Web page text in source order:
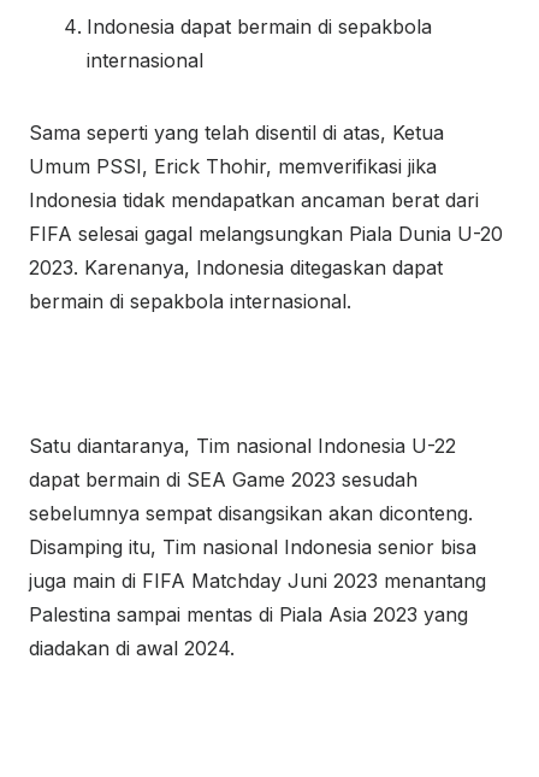
Indonesia dapat bermain di sepakbola
internasional
Sama seperti yang telah disentil di atas, Ketua
Umum PSSI, Erick Thohir, memverifikasi jika
Indonesia tidak mendapatkan ancaman berat dari
FIFA selesai gagal melangsungkan Piala Dunia U-20
2023. Karenanya, Indonesia ditegaskan dapat
bermain di sepakbola internasional.
Satu diantaranya, Tim nasional Indonesia U-22
dapat bermain di SEA Game 2023 sesudah
sebelumnya sempat disangsikan akan diconteng.
Disamping itu, Tim nasional Indonesia senior bisa
juga main di FIFA Matchday Juni 2023 menantang
Palestina sampai mentas di Piala Asia 2023 yang
diadakan di awal 2024.